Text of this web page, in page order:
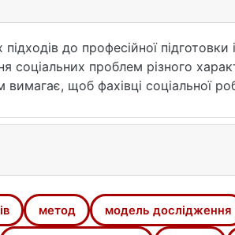
до професійної
соціальних проблем різного
щоб фахівці соціальної
рекомендації для
проектів розвитку інтеграції і
соціальної сфери для
реагування на виникаючі
практики і дослідження в
діяль- ності, що дає
метод модель дослідження